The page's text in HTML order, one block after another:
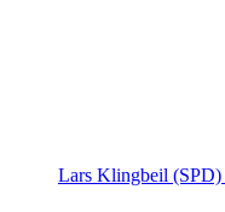
Lars Klingbeil